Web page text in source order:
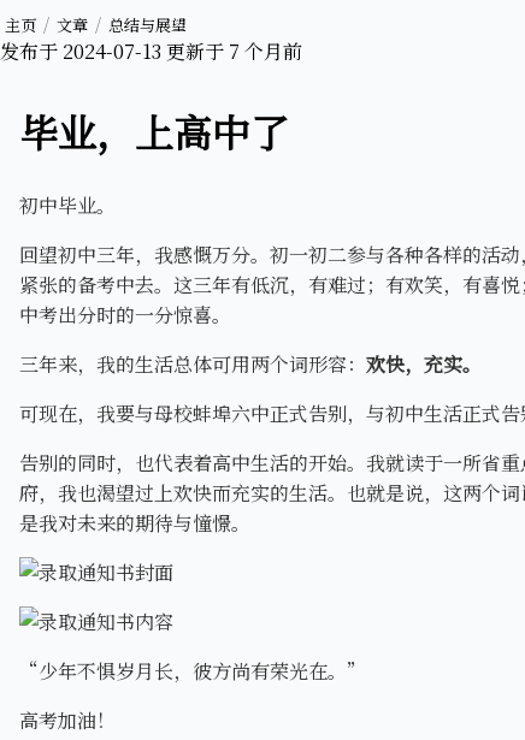
主页 文章 总结与展望
发布于 2024-07-13 更新于 7 个月前
毕业，上高中了
初中毕业。
回望初中三年，我感慨万分。初一初二参与各种各样的活
紧张的备考中去。这三年有低沉，有难过；有欢笑，有喜
中考出分时的一分惊喜。
三年来，我的生活总体可用两个词形容： 欢快，充实。
可现在，我要与母校蚌埠六中正式告别，与初中生活正式
告别的同时，也代表着高中生活的开始。我就读于一所省
府，我也渴望过上欢快而充实的生活。也就是说，这两个
是我对未来的期待与憧憬。
“少年不惧岁月长，彼方尚有荣光在。”
高考加油！